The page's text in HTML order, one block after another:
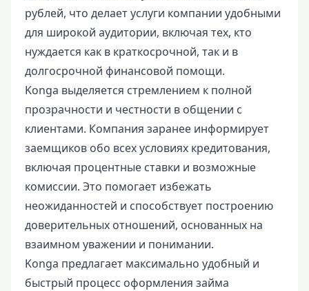
рублей, что делает услуги компании удобными
для широкой аудитории, включая тех, кто
нуждается как в краткосрочной, так и в
долгосрочной финансовой помощи.
Konga выделяется стремлением к полной
прозрачности и честности в общении с
клиентами. Компания заранее информирует
заемщиков обо всех условиях кредитования,
включая процентные ставки и возможные
комиссии. Это помогает избежать
неожиданностей и способствует построению
доверительных отношений, основанных на
взаимном уважении и понимании.
Konga предлагает максимально удобный и
быстрый процесс оформления займа